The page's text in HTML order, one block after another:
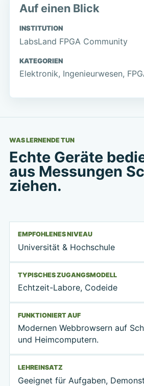
Auf einen Blick
INSTITUTION
LabsLand FPGA Community
KATEGORIEN
Elektronik, Ingenieurwesen,
WAS LERNENDE TUN
Echte Geräte
aus Messungen
ziehen.
EMPFOHLENES NIVEAU
Universität & Hochschule
TYPISCHES ZUGANGSMODELL
Echtzeit-Labore, Codeide
FUNKTIONIERT AUF
Modernen Webbrowsern auf
und Heimcomputern.
LEHREINSATZ
Geeignet für Aufgaben,